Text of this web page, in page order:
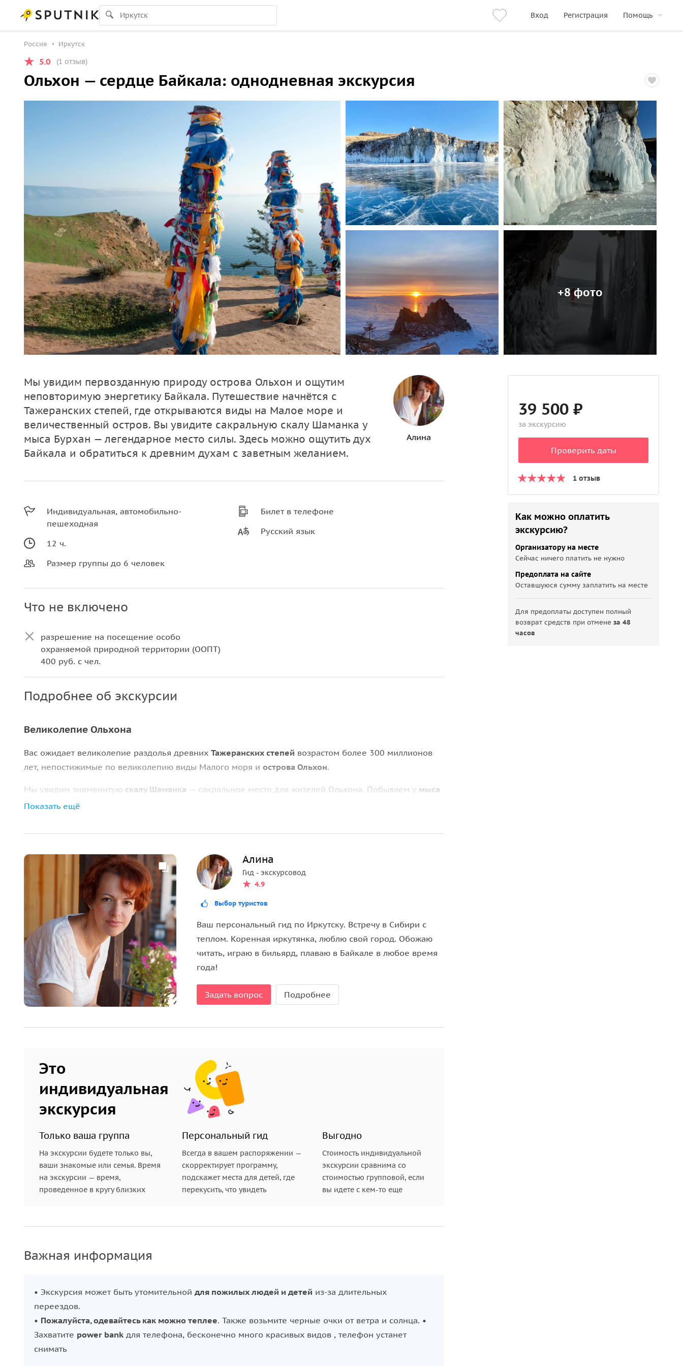
Вход Регистрация Помощь
Россия Иркутск
5.0 (1 отзыв)
Ольхон — сердце Байкала: однодневная экскурсия
+8 фото
Мы увидим первозданную природу острова Ольхон и ощутим
неповторимую энергетику Байкала. Путешествие начнётся с
Тажеранских степей, где открываются виды на Малое море и
величественный остров. Вы увидите сакральную скалу Шаманка у
мыса Бурхан — легендарное место силы. Здесь можно ощутить дух
Байкала и обратиться к древним духам с заветным желанием.
Алина
Индивидуальная, автомобильно-
пешеходная
12 ч.
Размер группы до 6 человек
Билет в телефоне
Русский язык
Что не включено
разрешение на посещение особо
охраняемой природной территории (ООПТ)
400 руб. с чел.
Подробнее об экскурсии
Великолепие Ольхона
Вас ожидает великолепие раздолья древних Тажеранских степей возрастом более 300 миллионов
лет, непостижимые по великолепию виды Малого моря и острова Ольхон.
Мы увидим знаменитую скалу Шаманка — сакральное место для жителей Ольхона. Побываем у мыса
Бурхан— место силы, где можно обратиться к духам за исполнением сокровенных желаний.
Показать ещё
Алина
Гид - экскурсовод
4.9
Выбор туристов
Ваш персональный гид по Иркутску. Встречу в Сибири с
теплом. Коренная иркутянка, люблю свой город. Обожаю
читать, играю в бильярд, плаваю в Байкале в любое время
года!
Задать вопрос Подробнее
Это
индивидуальная
экскурсия
Только ваша группа
На экскурсии будете только вы,
ваши знакомые или семья. Время
на экскурсии — время,
проведенное в кругу близких
Персональный гид
Всегда в вашем распоряжении —
скорректирует программу,
подскажет места для детей, где
перекусить, что увидеть
Выгодно
Стоимость индивидуальной
экскурсии сравнима со
стоимостью групповой, если
вы идете с кем-то еще
Важная информация
• Экскурсия может быть утомительной для пожилых людей и детей из-за длительных
переездов.
• Пожалуйста, одевайтесь как можно теплее. Также возьмите черные очки от ветра и солнца. •
Захватите power bank для телефона, бесконечно много красивых видов , телефон устанет
снимать
39 500 ₽
за экскурсию
Проверить даты
1 отзыв
Как можно оплатить
экскурсию?
Организатору на месте
Сейчас ничего платить не нужно
Предоплата на сайте
Оставшуюся сумму заплатить на месте
Для предоплаты доступен полный
возврат средств при отменеза 48
часов